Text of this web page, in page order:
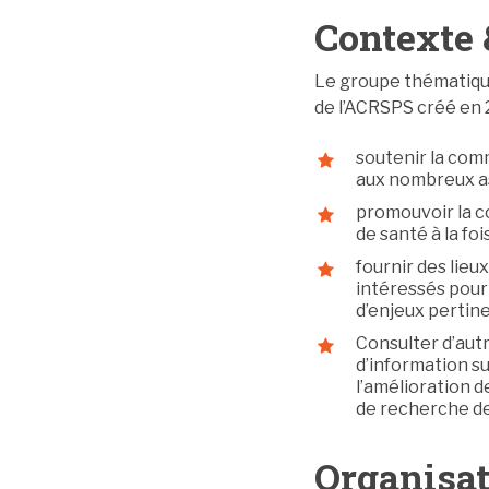
Contexte
Le groupe
de l’ACRSPS créé
soutenir la
aux nombreux
promouvoir la
de santé à la
fournir des
intéressés
d’enjeux
Consulter
d’information
l’amélioration
de recherche